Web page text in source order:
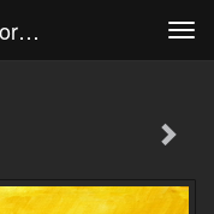
Willem Van De Sanden - Roodborstje